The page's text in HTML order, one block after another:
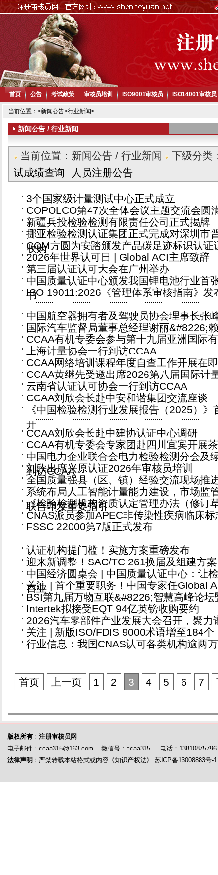
首页 公告 考试政策 审核员培训 ISO9001审核员 ISO14001审核员
当前位置： >新闻公告>行业新闻>
新闻公告 / 行业新闻
当前位置：新闻公告 / 行业新闻
下级分类
试成绩查询
人员注册公告
3个国家级计量测试中心正式成立
COPOLCO第47次全体会议主题交流会圆
新疆兵投检验检测有限责任公司正式揭牌
挪亚检验检测认证集团正式完成对深圳市
收购
CQM方圆为安踏颁发产品碳足迹标识认证
2026年世界认可日 | Global ACI主席致辞
第三届认证认可大会在广州举办
中国质量认证中心颁发我国锂电池行业首
书
ISO 19011:2026《管理体系审核指南》发
中国航空器拥有者及驾驶员协会理事长张
国际汽车监督局董事总经理谢丽&#8226;
CCAA有机专委会参与第十九届亚洲国际
上海计量协会一行到访CCAA
CCAA网络培训课程年度自查工作开展在即
CCAA黄继先受邀出席2026第八届国际计
云南省认证认可协会一行到访CCAA
CCAA刘欣会长赴中安和谐集团交流座谈
《中国检验检测行业发展报告（2025）
开
CCAA刘欣会长赴中建协认证中心调研
CCAA有机专委会专家团赴四川宜宾开展
中国电力企业联合会电力检验检测分会及
到访CCAA
刘欣出席兴原认证2026年审核员培训
全国质量强县（区、镇）经验交流现场推
系统布局人工智能计量能力建设，市场监
联合印发重要指引
《检验检测机构资质认定管理办法（修订
CNAS派员参加APEC非传染性疾病临床
FSSC 22000第7版正式发布
认证机构提门槛！实施方案重磅发布
迎来新调整！SAC/TC 261换届及组建方
中国经济圆桌会 | 中国质量认证中心：让
百业
关注 | 首个重要职务！中国专家任Global
BSI第九届万物互联&#8226;智慧高峰论
Intertek拟接受EQT 94亿英镑收购要约
2026汽车零部件产业发展大会召开，聚力
关注 | 新版ISO/FDIS 9000术语增至184个
行业信息：我国CNAS认可各类机构逾两
首页 上一页 1 2 3 4 5 6 7
版权所有：注册审核员网
电子邮件：ccaa315@163.com 微信号：ccaa315 电话：13810875796
法律声明： 严禁转载本站格式或内容《知识产权法》 苏ICP备13008883号-1